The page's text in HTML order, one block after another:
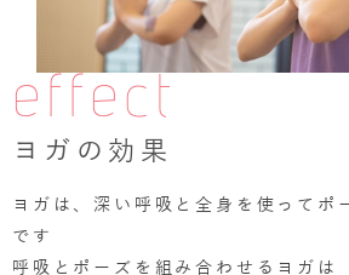
effect
ヨガの効果
ヨガは、深い呼吸と全身を使ってポ
です
呼吸とポーズを組み合わせるヨガは